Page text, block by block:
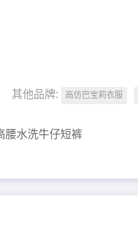
其他品牌: 高仿巴宝莉衣服
腰水洗牛仔短裤